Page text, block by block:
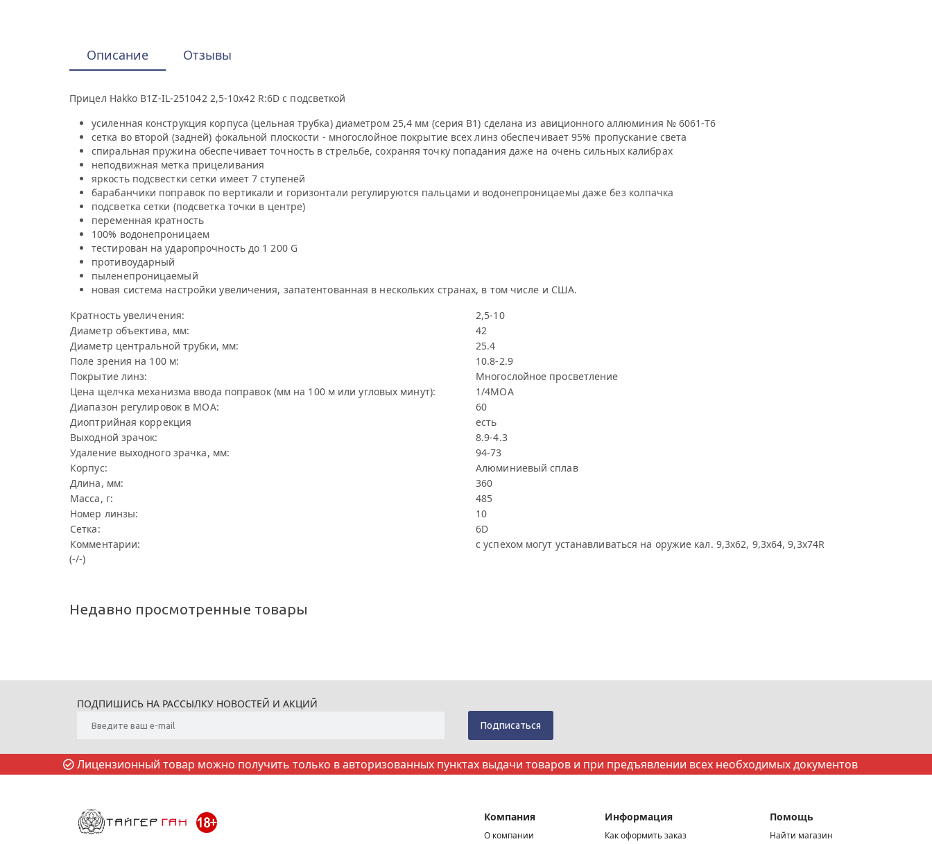
Описание Отзывы
Прицел Hakko B1Z-IL-251042 2,5-10x42 R:6D с подсветкой
усиленная конструкция корпуса (цельная трубка) диаметром 25,4 мм (серия В1) сделана из авиционного аллюминия № 6061-Т6
сетка во второй (задней) фокальной плоскости - многослойное покрытие всех линз обеспечивает 95% пропускание света
спиральная пружина обеспечивает точность в стрельбе, сохраняя точку попадания даже на очень сильных калибрах
неподвижная метка прицеливания
яркость подсвестки сетки имеет 7 ступеней
барабанчики поправок по вертикали и горизонтали регулируются пальцами и водонепроницаемы даже без колпачка
подсветка сетки (подсветка точки в центре)
переменная кратность
100% водонепроницаем
тестирован на ударопрочность до 1 200 G
противоударный
пыленепроницаемый
новая система настройки увеличения, запатентованная в нескольких странах, в том числе и США.
Кратность увеличения:
2,5-10
Диаметр объектива, мм:
42
Диаметр центральной трубки, мм:
25.4
Поле зрения на 100 м:
10.8-2.9
Покрытие линз:
Многослойное просветление
Цена щелчка механизма ввода поправок (мм на 100 м или угловых минут):
1/4МОА
Диапазон регулировок в МОА:
60
Диоптрийная коррекция
есть
Выходной зрачок:
8.9-4.3
Удаление выходного зрачка, мм:
94-73
Корпус:
Алюминиевый сплав
Длина, мм:
360
Масса, г:
485
Номер линзы:
10
Сетка:
6D
Комментарии:
с успехом могут устанавливаться на оружие кал. 9,3х62, 9,3х64, 9,3х74R
(-/-)
Недавно просмотренные товары
ПОДПИШИСЬ НА РАССЫЛКУ НОВОСТЕЙ И АКЦИЙ
Лицензионный товар можно получить только в авторизованных пунктах выдачи товаров и при предъявлении всех необходимых документов
Компания
О компании
Информация
Как оформить заказ
Помощь
Найти магазин